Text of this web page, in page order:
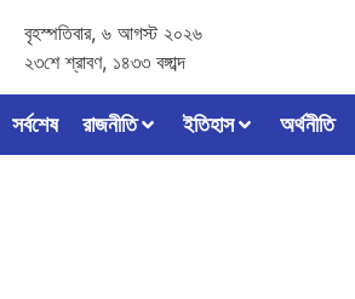
বৃহস্পতিবার, ৬ আগস্ট ২০২৬
২৩শে শ্রাবণ, ১৪৩৩ বঙ্গাব্দ
সর্বশেষ রাজনীতি ইতিহাস অর্থনীতি